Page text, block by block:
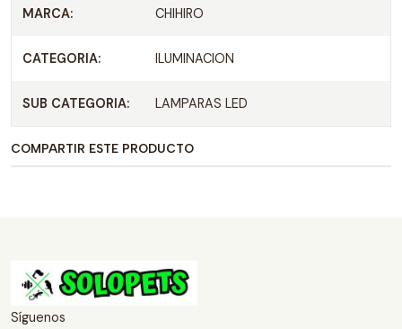
MARCA: CHIHIRO
CATEGORIA: ILUMINACION
SUB CATEGORIA: LAMPARAS LED
COMPARTIR ESTE PRODUCTO
Síguenos